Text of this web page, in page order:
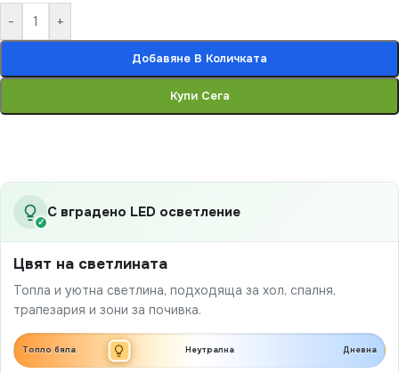
- +
Добавяне В Количката
Купи Сега
✓
С вградено LED осветление
Цвят на светлината
Топла и уютна светлина, подходяща за хол, спалня,
трапезария и зони за почивка.
Топло бяла Неутрална Дневна